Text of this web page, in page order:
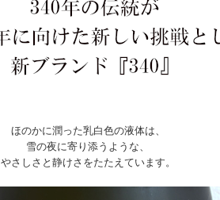
ほのかに潤った乳白色の液体は、
雪の夜に寄り添うような、
やさしさと静けさをたたえています。